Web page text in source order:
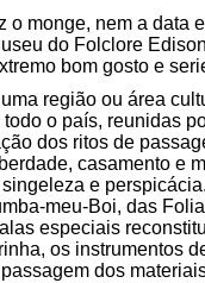
o monge, nem a data
do Folclore
bom gosto e
região ou área
o país, reunidas
dos ritos de
casamento e
e
meu-Boi, das
especiais
os instrumentos
dos